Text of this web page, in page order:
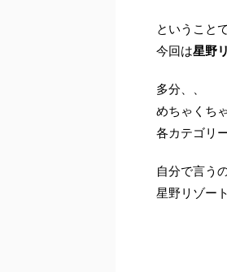
ということで
今回は星野
多分、、
めちゃくち
各カテゴリ
自分で言う
星野リゾー